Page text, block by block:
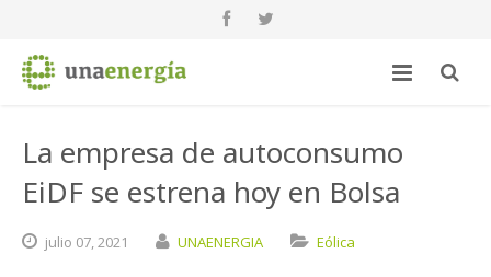
La empresa de autoconsumo
EiDF se estrena hoy en Bolsa
julio 07,2021 UNAENERGIA Eólica